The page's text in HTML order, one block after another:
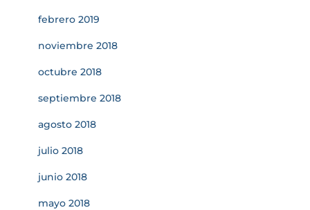
febrero 2019
noviembre 2018
octubre 2018
septiembre 2018
agosto 2018
julio 2018
junio 2018
mayo 2018